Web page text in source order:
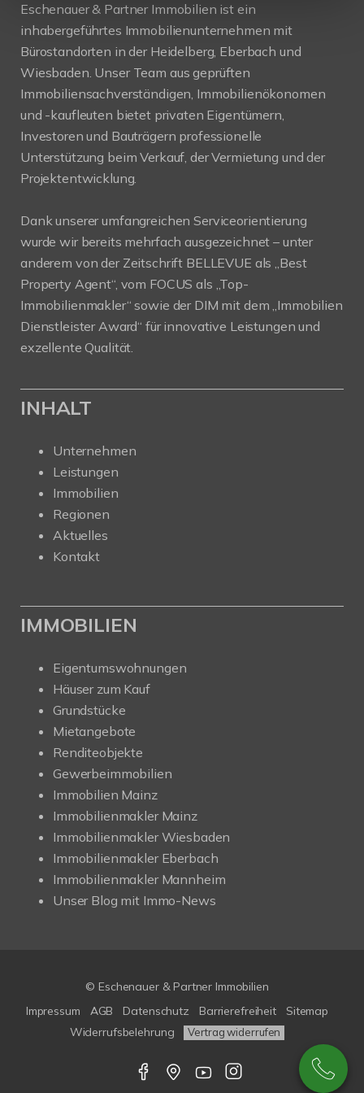
Eschenauer & Partner Immobilien ist ein
inhabergeführtes Immobilienunternehmen mit
Bürostandorten in der Heidelberg, Eberbach und
Wiesbaden. Unser Team aus geprüften
Immobiliensachverständigen, Immobilienökonomen
und -kaufleuten bietet privaten Eigentümern,
Investoren und Bauträgern professionelle
Unterstützung beim Verkauf, der Vermietung und der
Projektentwicklung.
Dank unserer umfangreichen Serviceorientierung
wurde wir bereits mehrfach ausgezeichnet – unter
anderem von der Zeitschrift BELLEVUE als „Best
Property Agent“, vom FOCUS als „Top-
Immobilienmakler“ sowie der DIM mit dem „Immobilien
Dienstleister Award“ für innovative Leistungen und
exzellente Qualität.
INHALT
Unternehmen
Leistungen
Immobilien
Regionen
Aktuelles
Kontakt
IMMOBILIEN
Eigentumswohnungen
Häuser zum Kauf
Grundstücke
Mietangebote
Renditeobjekte
Gewerbeimmobilien
Immobilien Mainz
Immobilienmakler Mainz
Immobilienmakler Wiesbaden
Immobilienmakler Eberbach
Immobilienmakler Mannheim
Unser Blog mit Immo-News
© Eschenauer & Partner Immobilien
Impressum
AGB Datenschutz Barrierefreiheit
Sitemap
Widerrufsbelehrung
Vertrag widerrufen